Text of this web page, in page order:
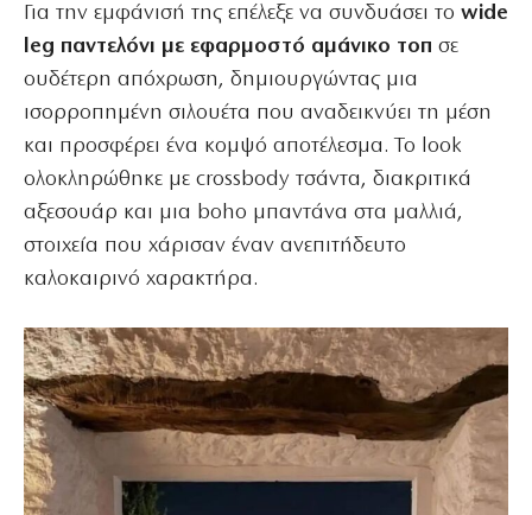
Για την εμφάνισή της επέλεξε να συνδυάσει το wide
leg παντελόνι με εφαρμοστό αμάνικο τοπ σε
ουδέτερη απόχρωση, δημιουργώντας μια
ισορροπημένη σιλουέτα που αναδεικνύει τη μέση
και προσφέρει ένα κομψό αποτέλεσμα. Το look
ολοκληρώθηκε με crossbody τσάντα, διακριτικά
αξεσουάρ και μια boho μπαντάνα στα μαλλιά,
στοιχεία που χάρισαν έναν ανεπιτήδευτο
καλοκαιρινό χαρακτήρα.